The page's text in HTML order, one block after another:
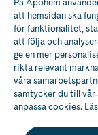
Mina recept
Ladda ner vår app
att hemsidan ska
för funktionalitet,
att följa och
ge en mer
rikta relevant
våra
samtycker du till vår
anpassa cookies.